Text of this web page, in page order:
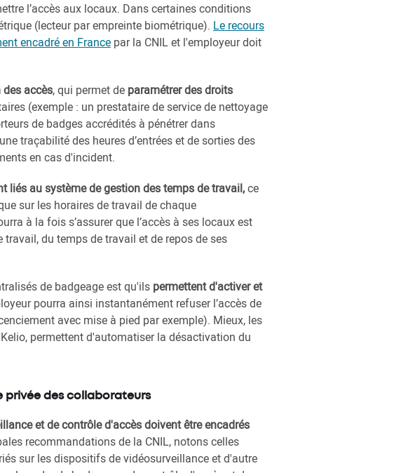
l’accès aux locaux. Dans certaines conditions
(lecteur par empreinte biométrique). Le recours
encadré en France par la CNIL et l'employeur doit
accès, qui permet de paramétrer des droits
(exemple : un prestataire de service de nettoyage
de badges accrédités à pénétrer dans
traçabilité des heures d’entrées et de sorties des
en cas d'incident.
liés au système de gestion des temps de travail,ce
sur les horaires de travail de chaque
à la fois s’assurer que l’accès à ses locaux est
du temps de travail et de repos de ses
de badgeage est qu'ils permettent d'activer et
pourra ainsi instantanément refuser l’accès de
avec mise à pied par exemple). Mieux, les
permettent d'automatiser la désactivation du
privée des collaborateurs
et de contrôle d'accès doivent être encadrés
recommandations de la CNIL, notons celles
sur les dispositifs de vidéosurveillance et d'autre